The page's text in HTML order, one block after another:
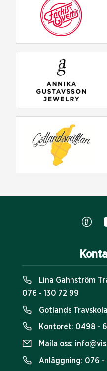
Lina Gahnström
076 - 130 72 99
Gotlands
Kontoret: 0498 -
Maila oss:
Anläggning: 076 -